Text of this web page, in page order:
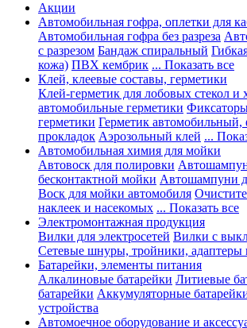
Акции
Автомобильная гофра, оплетки для
Автомобильная гофра без разреза
с разрезом Бандаж спиральный
кожа) ПВХ кембрик ... Показать все
Клей, клеевые составы, герметики
Клей-герметик для лобовых стекол и
автомобильные герметики
герметики Герметик автомобильный,
прокладок Аэрозольный клей ...
Автомобильная химия для мойки
Автовоск для полировки
бесконтактной мойки Автошампуни
Воск для мойки автомобиля
наклеек и насекомых ... Показать все
Электромонтажная продукция
Вилки для электросетей Вилки с
Сетевые шнуры, тройники, адаптеры
Батарейки, элементы питания
Алкалиновые батарейки Литиевые
батарейки Аккумуляторные
устройства
Автомоечное оборудование и